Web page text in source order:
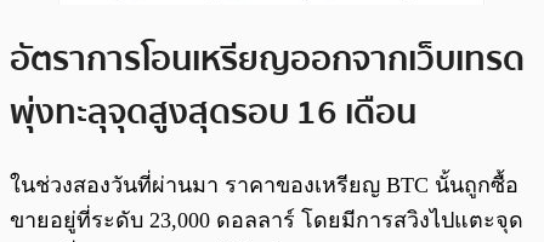
อัตราการโอนเหรียญออกจากเว็บเทรด
พุ่งทะลุจุดสูงสุดรอบ 16 เดือน
ในช่วงสองวันที่ผ่านมา ราคาของเหรียญ BTC นั้นถูกซื้อ
ขายอยู่ที่ระดับ 23,000 ดอลลาร์ โดยมีการสวิงไปแตะจุด